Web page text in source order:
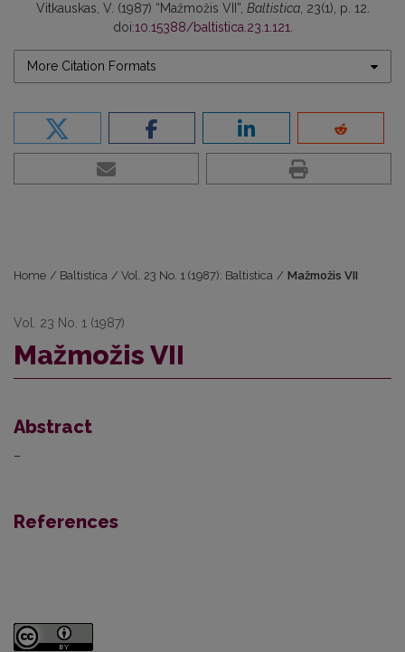
Vitkauskas, V. (1987) “Mažmožis VII”, Baltistica, 23(1), p. 12.
doi:10.15388/baltistica.23.1.121
More Citation Formats
Home / Baltistica / Vol. 23 No. 1 (1987): Baltistica / Mažmožis VII
Vol. 23 No. 1 (1987)
Mažmožis VII
Abstract
–
References